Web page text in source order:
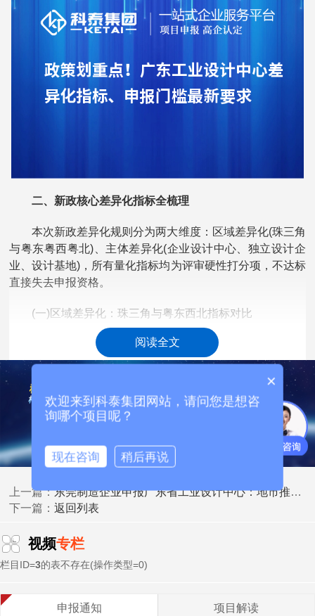
二、新政核心差异化指标全梳理
本次新政差异化规则分为两大维度：区域差异化(珠三角
与粤东粤西粤北)、主体差异化(企业设计中心、独立设计企
业、设计基地)，所有量化指标均为评审硬性打分项，不达标
直接失去申报资格。
(一)区域差异化：珠三角与粤东西北指标对比
政策立足广东区域产业发展不平衡现状，在研发投入、
人员规模、创新成果三大核心维度对粤东粤西粤北适度放宽
1. 年度工业设计专项研发经费：珠三角地区企业内设设
计中心年专项投入不低于500万元;粤东粤西粤北地区企业内
设设计中心年专项投入不低于300万元。
三角地区企业25人以上，粤东粤西粤北地区企业15人以上;
独立工业设计企业方面，珠三角地区企业30人以上，粤东粤
上学历人员、具有中级专业技术职务的人员、具有技师二级
及以上职业资格或职业技能等级的人员比例不低于50%。人
统计。
阅读全文
上一篇：东莞制造企业申报广东省工业设计中心：地市推荐分配规则与市级配套扶持政策全解
下一篇：返回列表
视频专栏
栏目ID=3的表不存在(操作类型=0)
申报通知 项目解读
×
欢迎来到科泰集团网站，请问您是想咨
询哪个项目呢？
现在咨询 稍后再说